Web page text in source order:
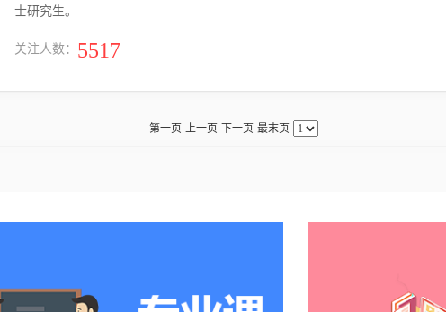
士研究生。
关注人数： 5517
第一页 上一页 下一页 最末页